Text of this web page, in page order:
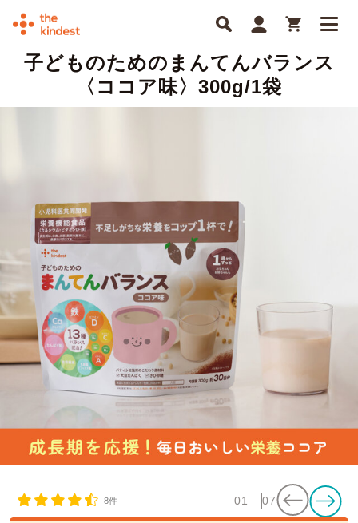
子どものためのまんてんバランス
〈ココア味〉300g/1袋
8件 01 07